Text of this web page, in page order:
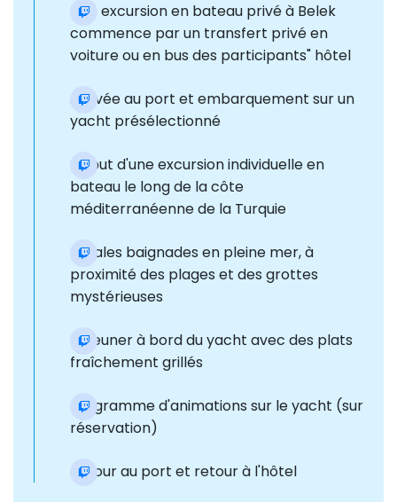
Une excursion en bateau privé à Belek
commence par un transfert privé en
voiture ou en bus des participants" hôtel
Arrivée au port et embarquement sur un
yacht présélectionné
Début d'une excursion individuelle en
bateau le long de la côte
méditerranéenne de la Turquie
Escales baignades en pleine mer, à
proximité des plages et des grottes
mystérieuses
Déjeuner à bord du yacht avec des plats
fraîchement grillés
Programme d'animations sur le yacht (sur
réservation)
Retour au port et retour à l'hôtel